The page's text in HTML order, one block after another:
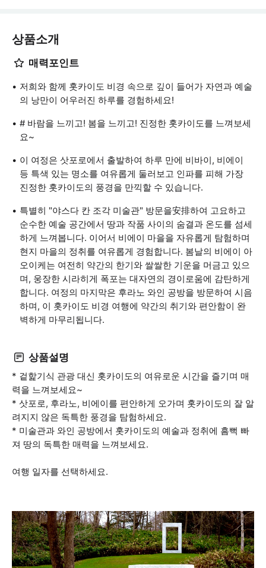
상품소개
매력포인트
저희와 함께 홋카이도 비경 속으로 깊이 들어가 자연과 예술
의 낭만이 어우러진 하루를 경험하세요!
# 바람을 느끼고! 봄을 느끼고! 진정한 홋카이도를 느껴보세
요~
이 여정은 삿포로에서 출발하여 하루 만에 비바이, 비에이
등 특색 있는 명소를 여유롭게 둘러보고 인파를 피해 가장
진정한 홋카이도의 풍경을 만끽할 수 있습니다.
특별히 "야스다 칸 조각 미술관" 방문을安排하여 고요하고
순수한 예술 공간에서 땅과 작품 사이의 숨결과 온도를 섬세
하게 느껴봅니다. 이어서 비에이 마을을 자유롭게 탐험하며
현지 마을의 정취를 여유롭게 경험합니다. 봄날의 비에이 아
오이케는 여전히 약간의 한기와 쌀쌀한 기운을 머금고 있으
며, 웅장한 시라히게 폭포는 대자연의 경이로움에 감탄하게
합니다. 여정의 마지막은 후라노 와인 공방을 방문하여 시음
하며, 이 홋카이도 비경 여행에 약간의 취기와 편안함이 완
벽하게 마무리됩니다.
상품설명
* 겉핥기식 관광 대신 홋카이도의 여유로운 시간을 즐기며 매
력을 느껴보세요~
* 삿포로, 후라노, 비에이를 편안하게 오가며 홋카이도의 잘 알
려지지 않은 독특한 풍경을 탐험하세요.
* 미술관과 와인 공방에서 홋카이도의 예술과 정취에 흠뻑 빠
져 땅의 독특한 매력을 느껴보세요.
여행 일자를 선택하세요.